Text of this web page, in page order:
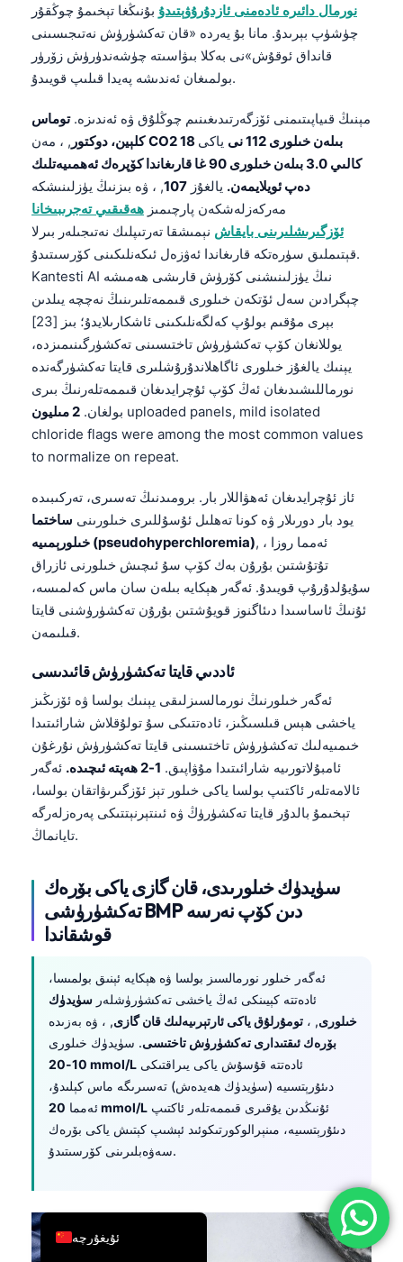
نورمال دائىرە ئادەمنى ئازدۇرۇۋېتىدۇ بۇنىڭغا تېخىمۇ چوڭقۇر
چۈشۈپ بېرىدۇ. مانا بۇ يەردە «قان تەكشۈرۈش نەتىجىسىنى
قانداق ئوقۇش»نى بەكلا بىۋاسىتە چۈشەندۈرۈش زۆرۈر
بولمىغان ئەندىشە پەيدا قىلىپ قويىدۇ.
مېنىڭ قىياپىتىمنى ئۆزگەرتىدىغىنىم چوڭلۇق ۋە ئەندىزە.توماس
كلېين، دوكتور, ، مەن CO2 18 بىلەن خىلورى 112 نى
ياكى
كالىي 3.0 بىلەن خىلورى 90 غا قارىغاندا كۆپرەك ئەھمىيەتلىك
دەپ ئويلايمەن. يالغۇز 107, ، ۋە بىزنىڭ يۈزلىنىشكە
مەركەزلەشكەن پارچىمىز ھەقىقىي تەجرىبىخانا
ئۆزگىرىشلىرىنى بايقاش نېمىشقا تەرتىپلىك نەتىجىلەر بىرلا
قېتىملىق سۈرەتكە قارىغاندا ئەۋزەل ئىكەنلىكىنى كۆرسىتىدۇ.
Kantesti AI نىڭ يۈزلىنىشنى كۆرۈش قارىشى ھەمىشە
چېگرادىن سەل ئۆتكەن خىلورى قىممەتلىرىنىڭ نەچچە يىلدىن
بېرى مۇقىم بولۇپ كەلگەنلىكىنى ئاشكارىلايدۇ؛ بىز [23]
يوللانغان كۆپ تەكشۈرۈش تاختىسىنى تەكشۈرگىنىمىزدە،
يېنىك يالغۇز خىلورى ئاگاھلاندۇرۇشلىرى قايتا تەكشۈرگەندە
نورماللىشىدىغان ئەڭ كۆپ ئۇچرايدىغان قىممەتلەرنىڭ بىرى
بولغان. 2 مىليون
uploaded panels, mild isolated
chloride flags were among the most common values
to normalize on repeat.
ئاز ئۇچرايدىغان ئەھۋاللار بار. برومىدنىڭ تەسىرى، تەركىبىدە
يود بار دورىلار ۋە كونا تەھلىل ئۇسۇللىرى خىلورىنى ساختما
خىلورېمىيە (pseudohyperchloremia), ، ئەمما روزا
تۇتۇشتىن بۇرۇن بەك كۆپ سۇ ئىچىش خىلورنى ئازراق
سۇيۇلدۇرۇپ قويىدۇ. ئەگەر ھېكايە بىلەن سان ماس كەلمىسە،
ئۇنىڭ ئاساسىدا دىئاگنوز قويۇشتىن بۇرۇن تەكشۈرۈشنى قايتا
قىلىمەن.
ئاددىي قايتا تەكشۈرۈش قائىدىسى
ئەگەر خىلورنىڭ نورمالسىزلىقى يېنىك بولسا ۋە ئۆزىڭىز
ياخشى ھېس قىلسىڭىز، ئادەتتىكى سۇ تولۇقلاش شارائىتىدا
خىمىيەلىك تەكشۈرۈش تاختىسىنى قايتا تەكشۈرۈش نۇرغۇن
ئامبۇلاتورىيە شارائىتىدا مۇۋاپىق. 1-2 ھەپتە ئىچىدە.
ئەگەر
ئالامەتلەر ئاكتىپ بولسا ياكى خىلور تېز ئۆزگىرىۋاتقان بولسا،
تېخىمۇ بالدۇر قايتا تەكشۈرۈڭ ۋە ئىنتېرنېتتىكى پەرەزلەرگە
تايانماڭ.
سۈيدۈك خىلورىدى، قان گازى ياكى بۆرەك
تەكشۈرۈشى BMP دىن كۆپ نەرسە
قوشقاندا
ئەگەر خىلور نورمالسىز بولسا ۋە ھېكايە ئېنىق بولمىسا،
ئادەتتە كېيىنكى ئەڭ ياخشى تەكشۈرۈشلەر سۈيدۈك
خىلورى, ، تومۇرلۇق ياكى ئارتېرىيەلىك قان گازى, ، ۋە بەزىدە
بۆرەك ئىقتىدارى تەكشۈرۈش تاختىسى. سۈيدۈك خىلورى
10-20 mmol/L
دىئۇرېتسىيە (سۈيدۈك ھەيدەش) تەسىرىگە ماس كېلىدۇ،
ئەمما 20 mmol/L
دىئۇرېتسىيە، مىنېرالوكورتىكوئىد ئېشىپ كېتىش ياكى بۆرەك
سەۋەبلىرىنى كۆرسىتىدۇ.
ئۇيغۇرچە
العربية
Français
עִבְרִית
Italiano
Español
Português
Ελληνικά
Türkçe
Română
简体中文
Български
Dansk
Nederlands
हिन्दी
Bahasa Indonesia
Հայերեն
Íslenska
Српски језик
Svenska
Bosanski
Azərbaycan dili
Eesti
日本語
Čeština
ქართული
Русский
Lietuvių kalba
Polski
한국어
Slovenščina
Magyar
Shqip
বাংলা
اردو
తెలుగు
ગુજરાતી